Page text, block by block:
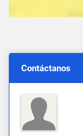
Contáctanos